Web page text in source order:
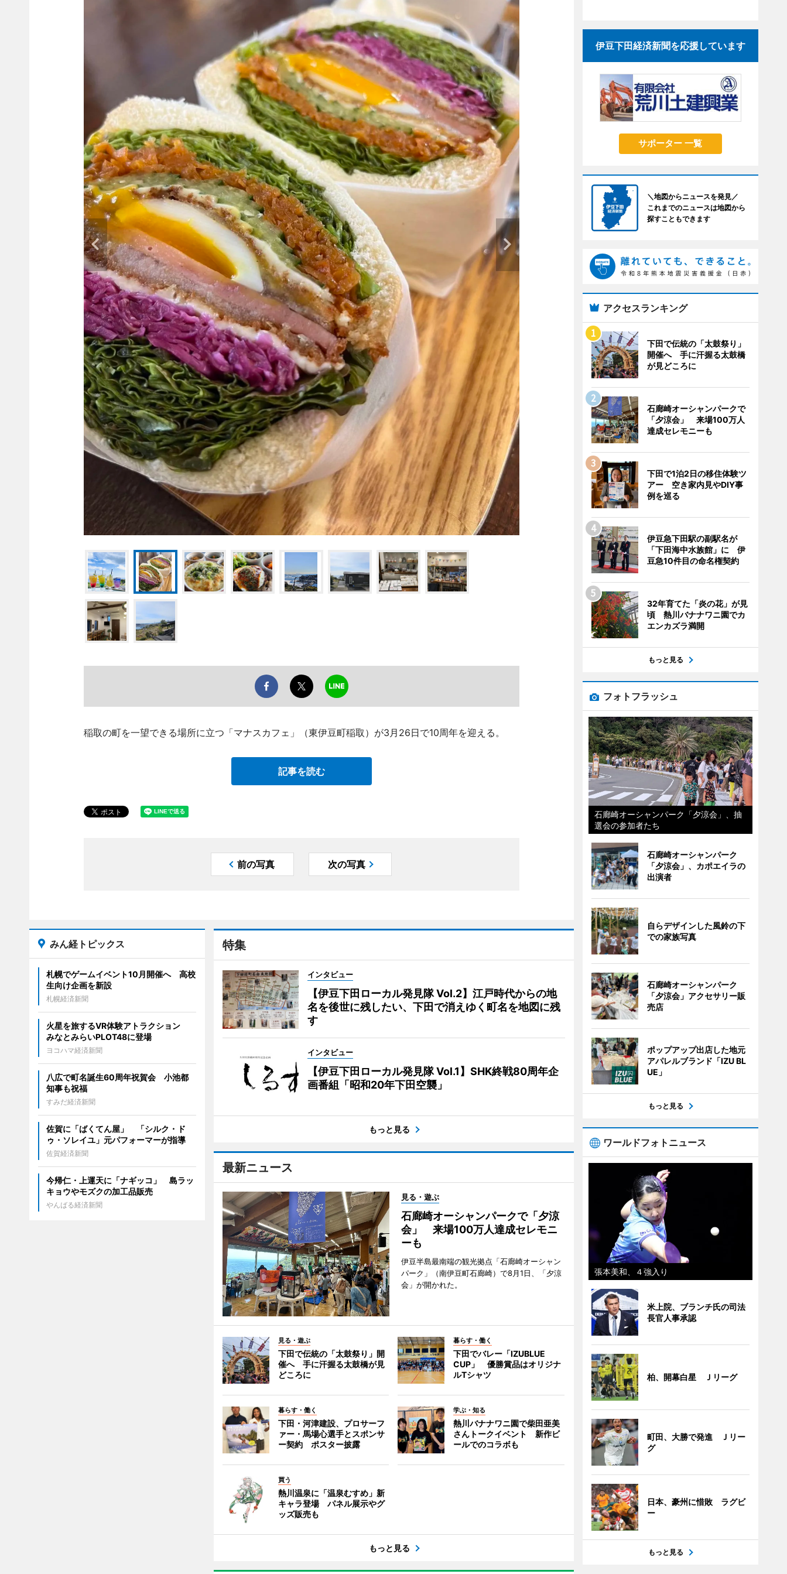
稲取の町を一望できる場所に立つ「マナスカフェ」（東伊豆町稲取）が3月26日で10周年を迎える。
記事を読む
前の写真 次の写真
特集
インタビュー
【伊豆下田ローカル発見隊 Vol.2】江戸時代からの地
名を後世に残したい、下田で消えゆく町名を地図に残
す
インタビュー
【伊豆下田ローカル発見隊 Vol.1】SHK終戦80周年企
画番組「昭和20年下田空襲」
もっと見る
最新ニュース
見る・遊ぶ
石廊崎オーシャンパークで「夕涼
会」 来場100万人達成セレモニ
ーも
伊豆半島最南端の観光拠点「石廊崎オーシャン
パーク」（南伊豆町石廊崎）で8月1日、「夕涼
会」が開かれた。
見る・遊ぶ
下田で伝統の「太鼓祭り」開
催へ 手に汗握る太鼓橋が見
どころに
暮らす・働く
下田でバレー「IZUBLUE
CUP」 優勝賞品はオリジナ
ルTシャツ
暮らす・働く
下田・河津建設、プロサーフ
ァー・馬場心選手とスポンサ
ー契約 ポスター披露
学ぶ・知る
熱川バナナワニ園で柴田亜美
さんトークイベント 新作ビ
ールでのコラボも
買う
熱川温泉に「温泉むすめ」新
キャラ登場 パネル展示やグ
ッズ販売も
もっと見る
みん経トピックス
札幌でゲームイベント10月開催へ 高校
生向け企画を新設
札幌経済新聞
火星を旅するVR体験アトラクション
みなとみらいPLOT48に登場
ヨコハマ経済新聞
八広で町名誕生60周年祝賀会 小池都
知事も祝福
すみだ経済新聞
佐賀に「ばくてん屋」 「シルク・ド
ゥ・ソレイユ」元パフォーマーが指導
佐賀経済新聞
今帰仁・上運天に「ナギッコ」 島ラッ
キョウやモズクの加工品販売
やんばる経済新聞
伊豆下田経済新聞を応援しています
サポーター 一覧
＼地図からニュースを発見／
これまでのニュースは地図から
探すこともできます
アクセスランキング
下田で伝統の「太鼓祭り」
開催へ 手に汗握る太鼓橋
が見どころに
石廊崎オーシャンパークで
「夕涼会」 来場100万人
達成セレモニーも
下田で1泊2日の移住体験ツ
アー 空き家内見やDIY事
例を巡る
伊豆急下田駅の副駅名が
「下田海中水族館」に 伊
豆急10件目の命名権契約
32年育てた「炎の花」が見
頃 熱川バナナワニ園でカ
エンカズラ満開
もっと見る
フォトフラッシュ
石廊崎オーシャンパーク「夕涼会」、抽
選会の参加者たち
石廊崎オーシャンパーク
「夕涼会」、カポエイラの
出演者
自らデザインした風鈴の下
での家族写真
石廊崎オーシャンパーク
「夕涼会」アクセサリー販
売店
ポップアップ出店した地元
アパレルブランド「IZU BL
UE」
もっと見る
ワールドフォトニュース
張本美和、４強入り
米上院、ブランチ氏の司法
長官人事承認
柏、開幕白星 Ｊリーグ
町田、大勝で発進 Ｊリー
グ
日本、豪州に惜敗 ラグビ
ー
もっと見る